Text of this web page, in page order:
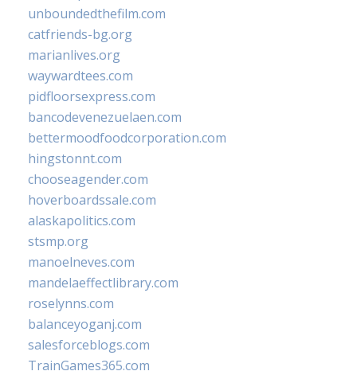
unboundedthefilm.com
catfriends-bg.org
marianlives.org
waywardtees.com
pidfloorsexpress.com
bancodevenezuelaen.com
bettermoodfoodcorporation.com
hingstonnt.com
chooseagender.com
hoverboardssale.com
alaskapolitics.com
stsmp.org
manoelneves.com
mandelaeffectlibrary.com
roselynns.com
balanceyoganj.com
salesforceblogs.com
TrainGames365.com